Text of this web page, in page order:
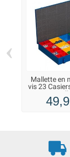
Mallette en
vis 23
Allit
‹